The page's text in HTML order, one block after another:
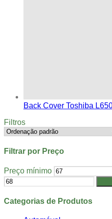
Back Cover Toshiba
Filtros
Filtrar por Preço
Preço mínimo
Categorias de Produtos